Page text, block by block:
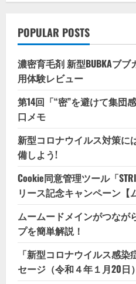
POPULAR POSTS
濃密育毛剤 新型BUBKAブ
用体験レビュー
第14回「“密”を避けて集団
口メモ
新型コロナウイルス対策に
備しよう!
Cookie同意管理ツール「
リース記念キャンペーン【
ムームードメインがつなが
プを簡単解説！
「新型コロナウイルス感
セージ（令和４年１月20日